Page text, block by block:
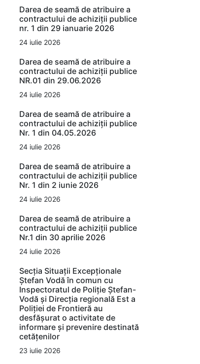
Darea de seamă de atribuire a
contractului de achiziții publice
nr. 1 din 29 ianuarie 2026
24 iulie 2026
Darea de seamă de atribuire a
contractului de achiziții publice
NR.01 din 29.06.2026
24 iulie 2026
Darea de seamă de atribuire a
contractului de achiziții publice
Nr. 1 din 04.05.2026
24 iulie 2026
Darea de seamă de atribuire a
contractului de achiziții publice
Nr. 1 din 2 iunie 2026
24 iulie 2026
Darea de seamă de atribuire a
contractului de achiziții publice
Nr.1 din 30 aprilie 2026
24 iulie 2026
Secția Situații Excepționale
Ștefan Vodă în comun cu
Inspectoratul de Poliție Ștefan-
Vodă și Direcția regională Est a
Poliției de Frontieră au
desfășurat o activitate de
informare și prevenire destinată
cetățenilor
23 iulie 2026